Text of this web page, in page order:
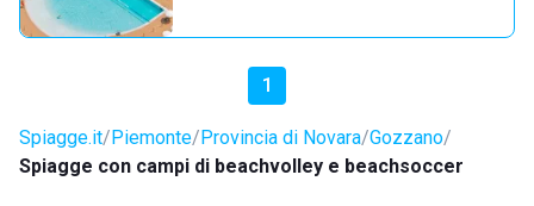
1
Spiagge.it Piemonte Provincia di Novara Gozzano
Spiagge con campi di beachvolley e beachsoccer